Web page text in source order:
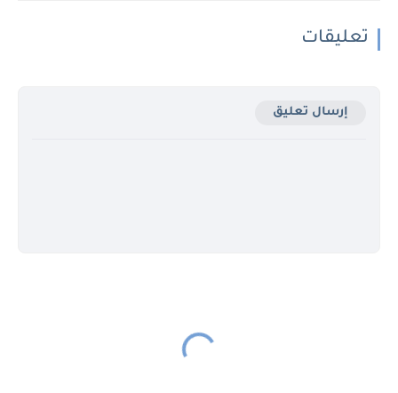
تعليقات
إرسال تعليق